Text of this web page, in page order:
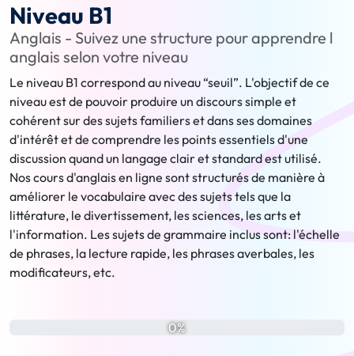
Niveau B1
Anglais - Suivez une structure pour apprendre l
anglais selon votre niveau
Le niveau B1 correspond au niveau “seuil”. L'objectif de ce
niveau est de pouvoir produire un discours simple et
cohérent sur des sujets familiers et dans ses domaines
d'intérêt et de comprendre les points essentiels d'une
discussion quand un langage clair et standard est utilisé.
Nos cours d'anglais en ligne sont structurés de manière à
améliorer le vocabulaire avec des sujets tels que la
littérature, le divertissement, les sciences, les arts et
l'information. Les sujets de grammaire inclus sont: l'échelle
de phrases, la lecture rapide, les phrases averbales, les
modificateurs, etc.
0%